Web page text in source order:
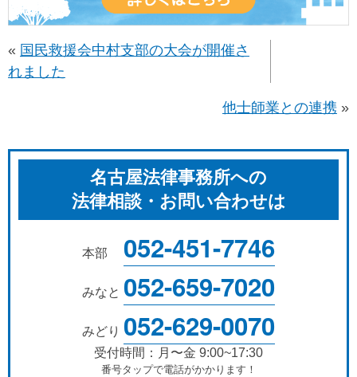
« 国民救援会中村支部の大会が開催さ
れました
他士師業との連携 »
名古屋法律事務所への
法律相談・お問い合わせは
本部 052-451-7746
みなと 052-659-7020
みどり 052-629-0070
受付時間：月〜金 9:00~17:30
番号タップで電話がかかります！